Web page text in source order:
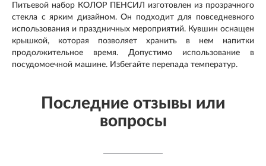
Питьевой набор КОЛОР ПЕНСИЛ изготовлен из прозрачного
стекла с ярким дизайном. Он подходит для повседневного
использования и праздничных мероприятий. Кувшин оснащен
крышкой, которая позволяет хранить в нем напитки
продолжительное время. Допустимо использование в
посудомоечной машине. Избегайте перепада температур.
Последние отзывы или
вопросы